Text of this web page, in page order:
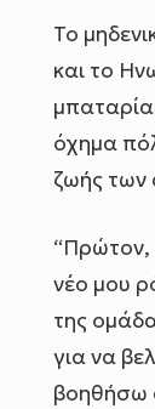
Το
και το
όχημα
ζωής των
“Πρώτον,
νέο μου
της
για να
βοηθήσω